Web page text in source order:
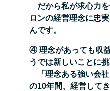
だから私が求心力
ロンの経営理念に忠
んです。
④ 理念があっても収
うでは新しいことに挑
「理念ある強い会
の10年間、経営して